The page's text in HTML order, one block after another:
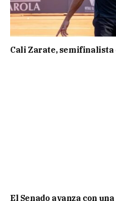
Cali Zarate, semifinalista
El Senado avanza con